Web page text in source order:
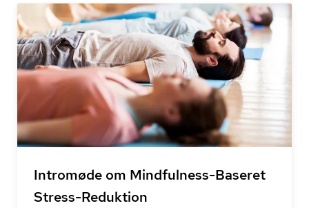
Intromøde om Mindfulness-Baseret
Stress-Reduktion